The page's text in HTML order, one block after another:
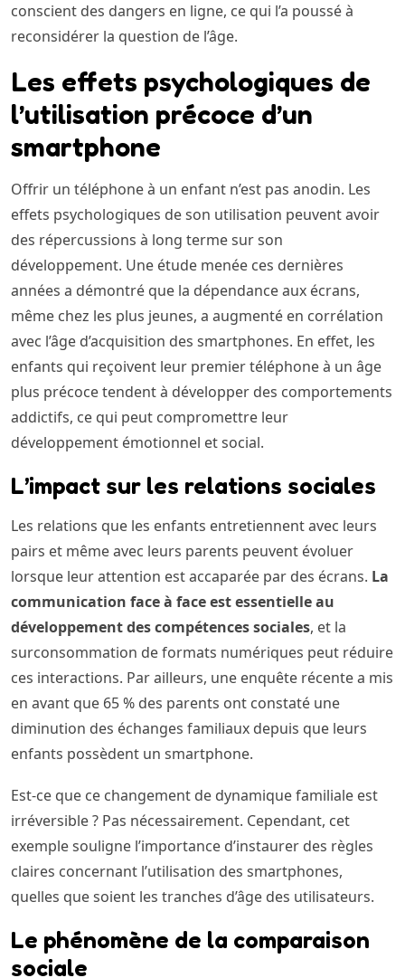
conscient des dangers en ligne, ce qui l’a poussé à
reconsidérer la question de l’âge.
Les effets psychologiques de
l’utilisation précoce d’un
smartphone
Offrir un téléphone à un enfant n’est pas anodin. Les
effets psychologiques de son utilisation peuvent avoir
des répercussions à long terme sur son
développement. Une étude menée ces dernières
années a démontré que la dépendance aux écrans,
même chez les plus jeunes, a augmenté en corrélation
avec l’âge d’acquisition des smartphones. En effet, les
enfants qui reçoivent leur premier téléphone à un âge
plus précoce tendent à développer des comportements
addictifs, ce qui peut compromettre leur
développement émotionnel et social.
L’impact sur les relations sociales
Les relations que les enfants entretiennent avec leurs
pairs et même avec leurs parents peuvent évoluer
lorsque leur attention est accaparée par des écrans. La
communication face à face est essentielle au
développement des compétences sociales, et la
surconsommation de formats numériques peut réduire
ces interactions. Par ailleurs, une enquête récente a mis
en avant que 65 % des parents ont constaté une
diminution des échanges familiaux depuis que leurs
enfants possèdent un smartphone.
Est-ce que ce changement de dynamique familiale est
irréversible ? Pas nécessairement. Cependant, cet
exemple souligne l’importance d’instaurer des règles
claires concernant l’utilisation des smartphones,
quelles que soient les tranches d’âge des utilisateurs.
Le phénomène de la comparaison
sociale